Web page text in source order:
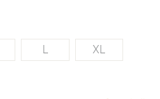
L XL